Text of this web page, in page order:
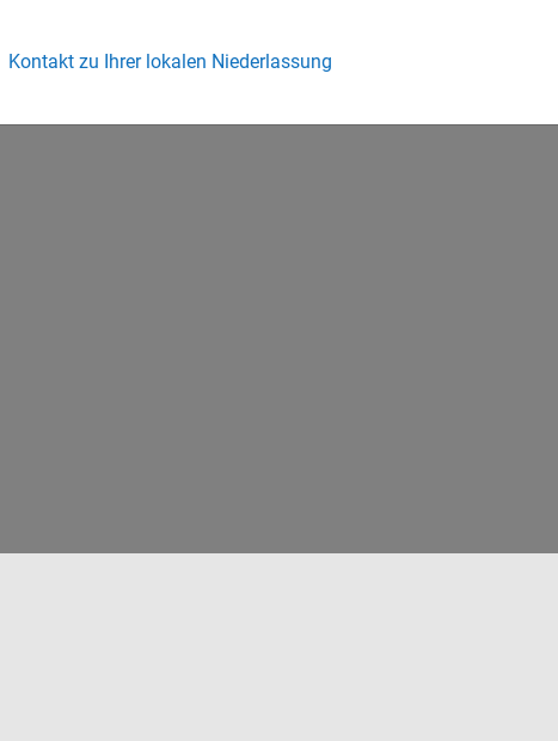
Kontakt zu Ihrer lokalen Niederlassung